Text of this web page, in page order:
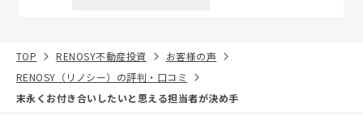
TOP RENOSY不動産投資
お客様の声
RENOSY（リノシー）の評判・口コミ
末永くお付き合いしたいと思える担当者が決め手